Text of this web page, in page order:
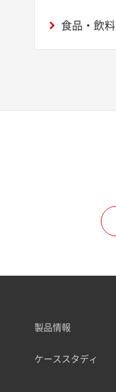
食品・飲料
製品情報
ケーススタディ